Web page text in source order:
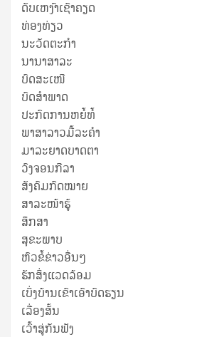
ດັບເຫງົາເຊົາຄຽດ
ທ່ອງທ່ຽວ
ນະວັດຕະກໍາ
ນານາສາລະ
ບົດສະເໜີ
ບົດສໍາພາດ
ປະກົດການຫຍໍ້ທໍ້
ພາສາລາວມື້ລະຄຳ
ມາລະຍາດບາດຕາ
ວົງຈອນກີລາ
ສັງຄົມກົດໝາຍ
ສາລະໜ້າຮູ້
ສຶກສາ
ສຸ​ຂະ​ພາບ
ຫົວຂໍ້ຂ່າວອື່ນໆ
ຮັກສິ່ງແວດລ້ອມ
ເບິ່ງບ້ານເຂົາເອົາບົດຮຽນ
ເລື່ອງສັ້ນ
ເວົ້າສູ່ກັນຟັງ